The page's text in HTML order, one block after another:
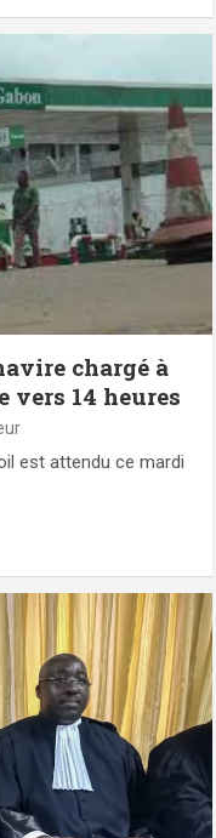
chargé à
14 heures
est attendu ce mardi